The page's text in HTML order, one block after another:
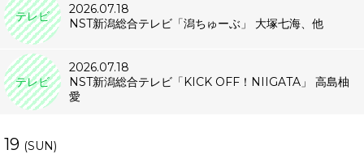
テレビ
2026.07.18
NST新潟総合テレビ「潟ちゅーぶ」 大塚七海、他
テレビ
2026.07.18
NST新潟総合テレビ「KICK OFF！NIIGATA」 高島柚
愛
19 (SUN)